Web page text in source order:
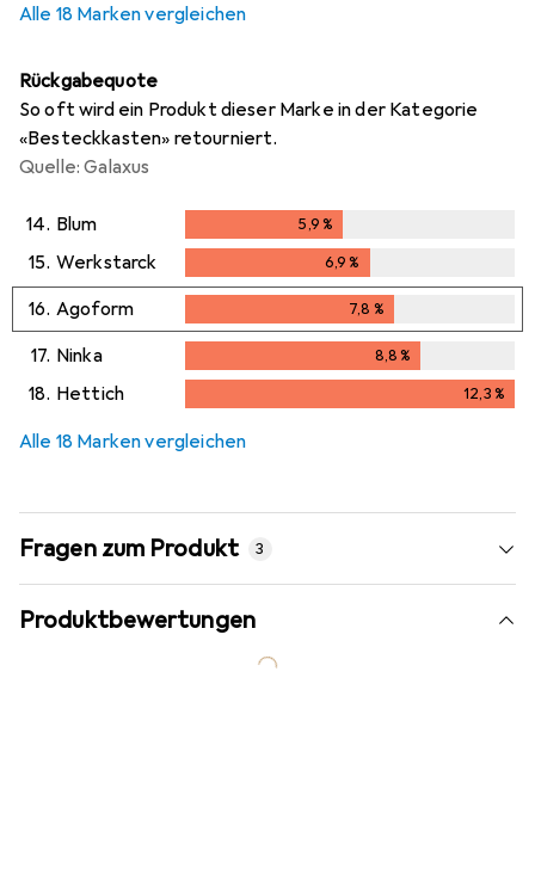
Alle 18 Marken vergleichen
Rückgabequote
So oft wird ein Produkt dieser Marke in der Kategorie
«Besteckkasten» retourniert.
Quelle: Galaxus
14. Blum 5,9%
15. Werkstarck 6,9%
16. Agoform 7,8 %
17. Ninka 8,8%
18. Hettich 12,3%
Alle 18 Marken vergleichen
Fragen zum Produkt 3
Produktbewertungen